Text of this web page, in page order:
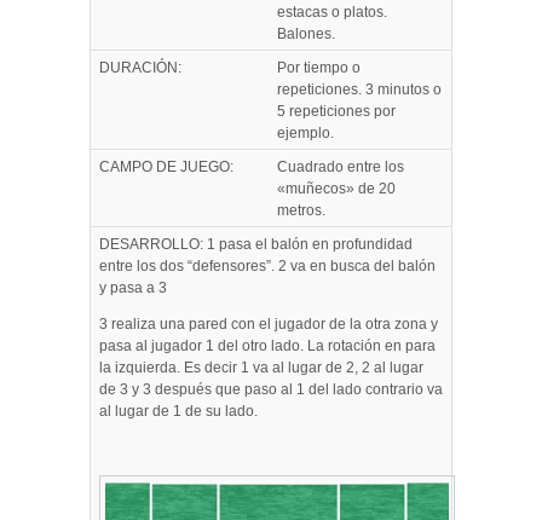
estacas o platos.
Balones.
DURACIÓN:
Por tiempo o
repeticiones. 3 minutos o
5 repeticiones por
ejemplo.
CAMPO DE JUEGO:
Cuadrado entre los
«muñecos» de 20
metros.
DESARROLLO: 1 pasa el balón en profundidad
entre los dos “defensores”. 2 va en busca del balón
y pasa a 3
3 realiza una pared con el jugador de la otra zona y
pasa al jugador 1 del otro lado. La rotación en para
la izquierda. Es decir 1 va al lugar de 2, 2 al lugar
de 3 y 3 después que paso al 1 del lado contrario va
al lugar de 1 de su lado.